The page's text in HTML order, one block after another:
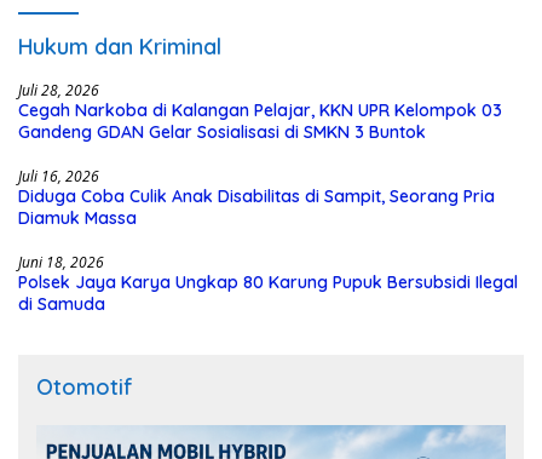
Hukum dan Kriminal
Juli 28, 2026
Cegah Narkoba di Kalangan Pelajar, KKN UPR Kelompok 03
Gandeng GDAN Gelar Sosialisasi di SMKN 3 Buntok
Juli 16, 2026
Diduga Coba Culik Anak Disabilitas di Sampit, Seorang Pria
Diamuk Massa
Juni 18, 2026
Polsek Jaya Karya Ungkap 80 Karung Pupuk Bersubsidi Ilegal
di Samuda
Otomotif